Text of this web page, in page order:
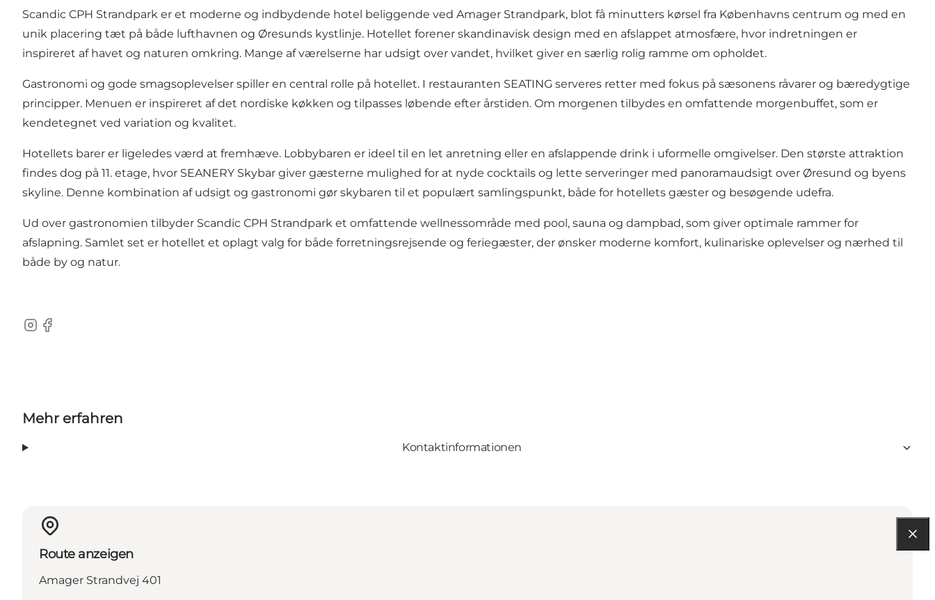
Scandic CPH Strandpark er et moderne og indbydende hotel beliggende ved Amager Strandpark, blot få minutters kørsel fra Københavns centrum og med en
unik placering tæt på både lufthavnen og Øresunds kystlinje. Hotellet forener skandinavisk design med en afslappet atmosfære, hvor indretningen er
inspireret af havet og naturen omkring. Mange af værelserne har udsigt over vandet, hvilket giver en særlig rolig ramme om opholdet.
Gastronomi og gode smagsoplevelser spiller en central rolle på hotellet. I restauranten SEATING serveres retter med fokus på sæsonens råvarer og bæredygtige
principper. Menuen er inspireret af det nordiske køkken og tilpasses løbende efter årstiden. Om morgenen tilbydes en omfattende morgenbuffet, som er
kendetegnet ved variation og kvalitet.
Hotellets barer er ligeledes værd at fremhæve. Lobbybaren er ideel til en let anretning eller en afslappende drink i uformelle omgivelser. Den største attraktion
findes dog på 11. etage, hvor SEANERY Skybar giver gæsterne mulighed for at nyde cocktails og lette serveringer med panoramaudsigt over Øresund og byens
skyline. Denne kombination af udsigt og gastronomi gør skybaren til et populært samlingspunkt, både for hotellets gæster og besøgende udefra.
Ud over gastronomien tilbyder Scandic CPH Strandpark et omfattende wellnessområde med pool, sauna og dampbad, som giver optimale rammer for
afslapning. Samlet set er hotellet et oplagt valg for både forretningsrejsende og feriegæster, der ønsker moderne komfort, kulinariske oplevelser og nærhed til
både by og natur.
Instagram
Facebook
Mehr erfahren
Kontaktinformationen
Route anzeigen
Amager Strandvej 401